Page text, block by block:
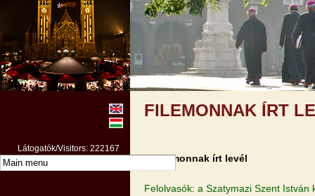
FILEMONNAK ÍRT
A Filemonnak írt levél
Felolvasók: a Szatymazi Szent István
Látogatók/Visitors: 222167